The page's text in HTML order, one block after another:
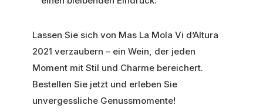
Lassen Sie sich von Mas La Mola Vi d’Altura
2021 verzaubern – ein Wein, der jeden
Moment mit Stil und Charme bereichert.
Bestellen Sie jetzt und erleben Sie
unvergessliche Genussmomente!